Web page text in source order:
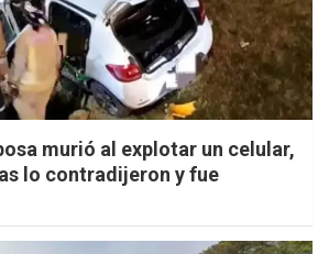
murió al explotar un celular,
lo contradijeron y fue